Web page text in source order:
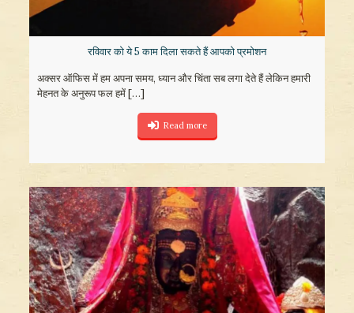
रविवार को ये 5 काम दिला सकते हैं आपको प्रमोशन
अक्सर ऑफिस में हम अपना समय, ध्यान और चिंता सब लगा देते हैं लेकिन हमारी
मेहनत के अनुरूप फल हमें[…]
Read more